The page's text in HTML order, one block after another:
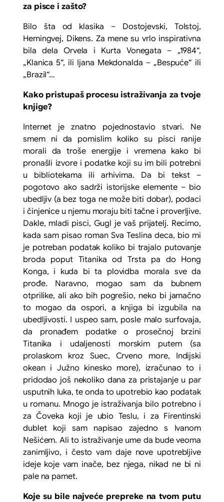
za pisce i zašto?
Bilo šta od klasika – Dostojevski, Tolstoj,
Hemingvej, Dikens. Za mene su vrlo inspirativna
bila dela Orvela i Kurta Vonegata – „1984“,
„Klanica 5“, ili Ijana Mekdonalda – „Bespuće“ ili
„Brazil“…
Kako pristupaš procesu istraživanja za tvoje
knjige?
Internet je znatno pojednostavio stvari. Ne
smem ni da pomislim koliko su pisci ranije
morali da troše energije i vremena kako bi
pronašli izvore i podatke koji su im bili potrebni
u bibliotekama ili arhivima. Da bi tekst –
pogotovo ako sadrži istorijske elemente – bio
ubedljiv (a bez toga ne može biti dobar), podaci
i činjenice u njemu moraju biti tačne i proverljive.
Dakle, mladi pisci, Gugl je vaš prijatelj. Recimo,
kada sam pisao romanSva Teslina deca, bio mi
je potreban podatak koliko bi trajalo putovanje
broda poput Titanika od Trsta pa do Hong
Konga, i kuda bi ta plovidba morala sve da
prođe. Naravno, mogao sam da bubnem
otprilike, ali ako bih pogrešio, neko bi jamačno
to mogao da ospori, a knjiga bi izgubila na
ubedljivosti. I uspeo sam, posle malo surfovaja,
da pronađem podatke o prosečnoj brzini
Titanika i udaljenosti morskim putem (sa
prolaskom kroz Suec, Crveno more, Indijski
okean i Južno kinesko more), izračunao to i
pridodao još nekoliko dana za pristajanje u par
usputnih luka, te onda to upotrebio kao podatak
u romanu. Mnogo je istraživanja bilo potrebno i
zaČoveka koji je ubio Teslu, i za Firentinski
dubletkoji sam napisao zajedno s Ivanom
Nešićem. Ali to istraživanje ume da bude veoma
zanimljivo, i često vam daje nove upotrebljive
ideje koje vam inače, bez njega, nikad ne bi ni
pale na pamet.
Koje su bile najveće prepreke na tvom putu